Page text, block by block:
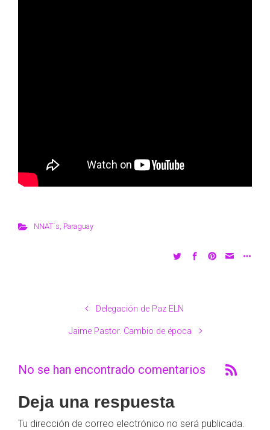
NNAT´s, Paraguay
Delegación de Paz ELN
Jaime Pastor. Cambio de época
No se han encontrado comentarios
Deja una respuesta
Tu dirección de correo electrónico no será publicada.